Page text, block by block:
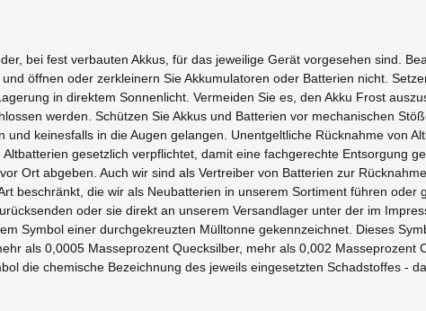
bei fest verbauten Akkus, für das jeweilige Gerät vorgesehen sind.
öffnen oder zerkleinern Sie Akkumulatoren oder Batterien nicht.
in direktem Sonnenlicht. Vermeiden Sie es, den Akku Frost
werden. Schützen Sie Akkus und Batterien vor mechanischen
keinesfalls in die Augen gelangen. Unentgeltliche Rücknahme von
gesetzlich verpflichtet, damit eine fachgerechte Entsorgung
Ort abgeben. Auch wir sind als Vertreiber von Batterien zur
beschränkt, die wir als Neubatterien in unserem Sortiment führen oder
oder sie direkt an unserem Versandlager unter der im
Symbol einer durchgekreuzten Mülltonne gekennzeichnet. Dieses
als 0,0005 Masseprozent Quecksilber, mehr als 0,002 Masseprozent
die chemische Bezeichnung des jeweils eingesetzten Schadstoffes -